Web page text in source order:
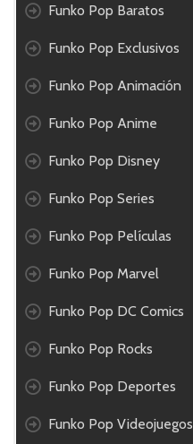
Funko Pop Baratos
Funko Pop Exclusivos
Funko Pop Animación
Funko Pop Anime
Funko Pop Disney
Funko Pop Series
Funko Pop Películas
Funko Pop Marvel
Funko Pop DC Comics
Funko Pop Rocks
Funko Pop Deportes
Funko Pop Videojuegos